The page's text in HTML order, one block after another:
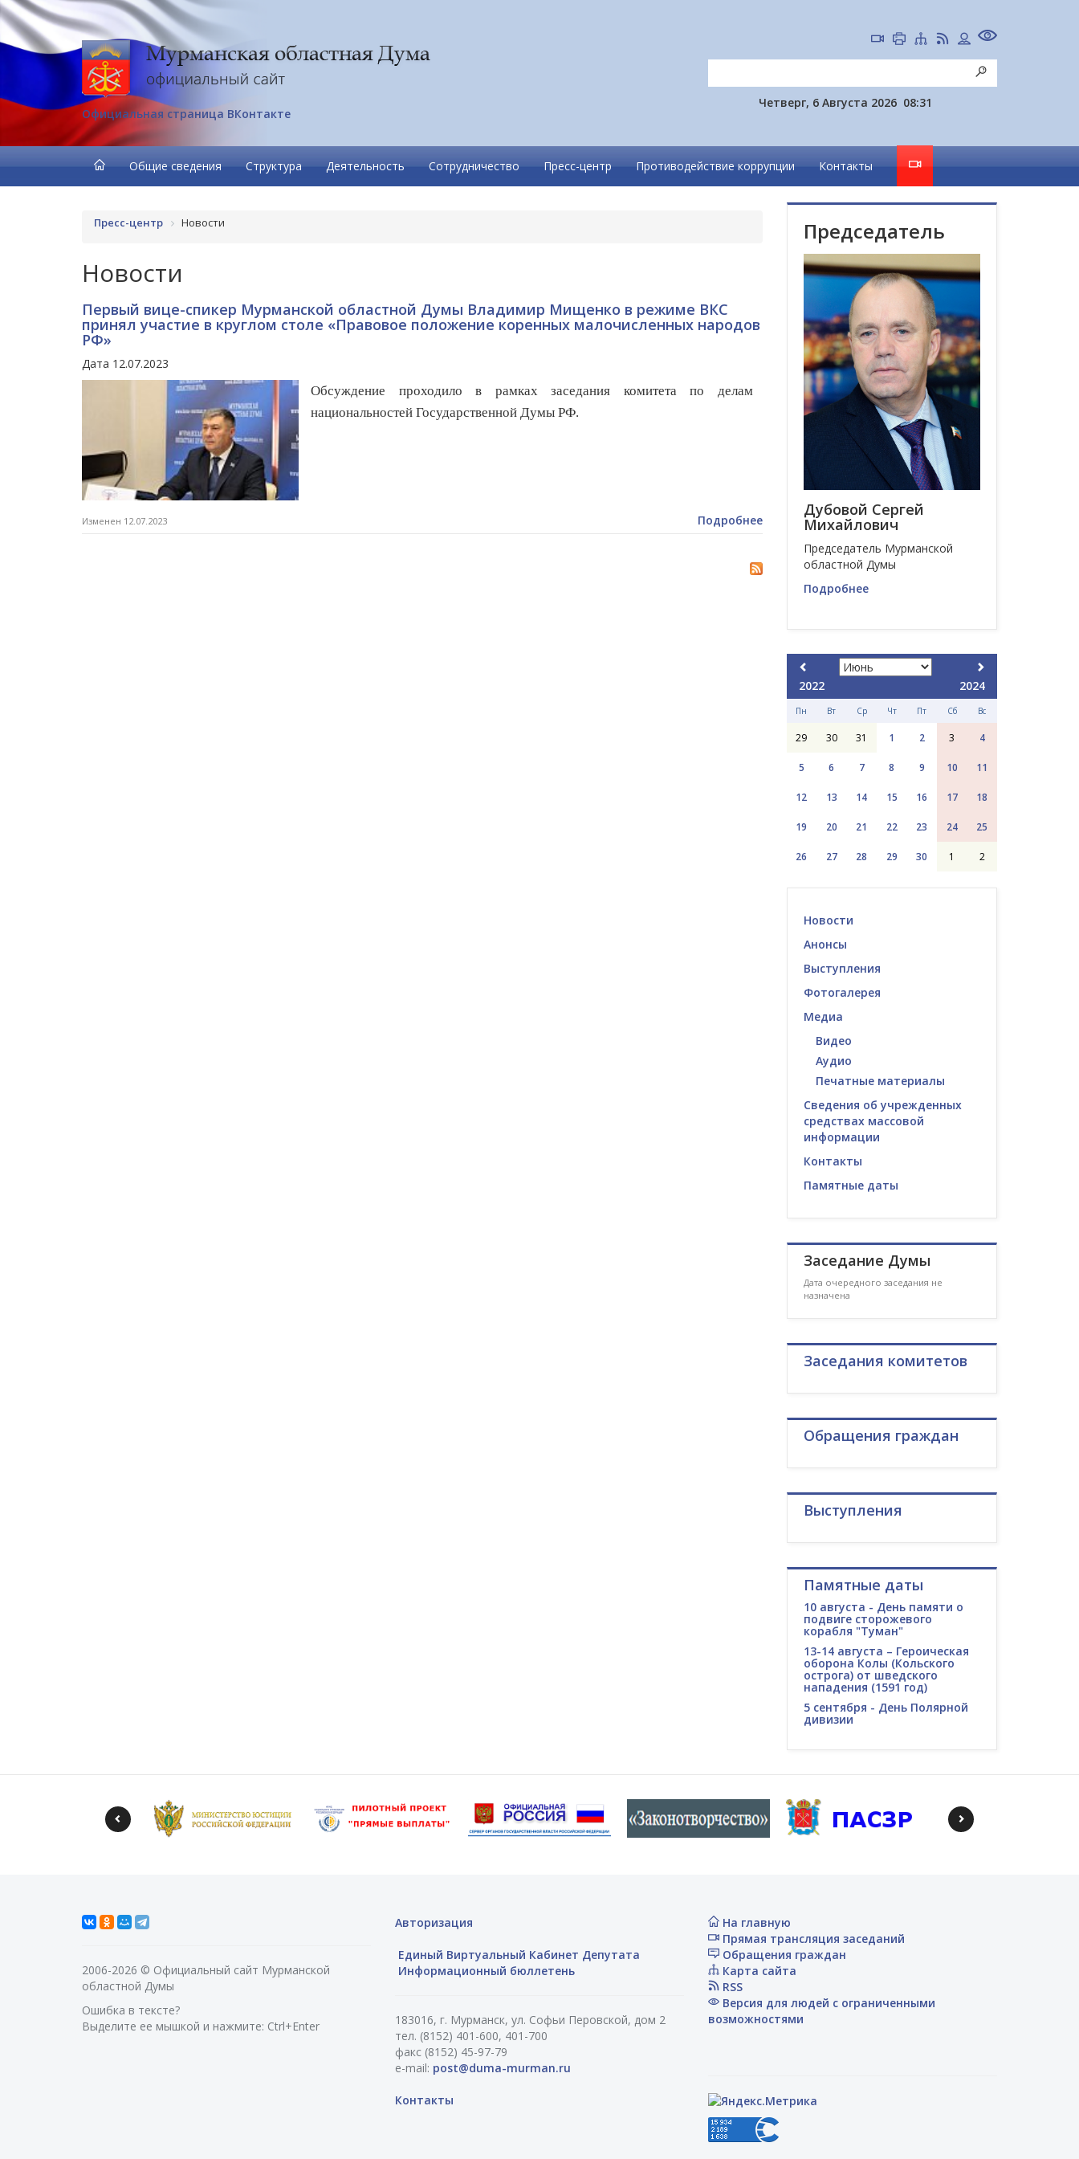
Официальная страница ВКонтакте
Четверг, 6 Августа 2026 08:31
Общие сведения Структура Деятельность Сотрудничество Пресс-центр Противодействие коррупции Контакты
Пресс-центр Новости
Новости
Первый вице-спикер Мурманской областной Думы Владимир Мищенко в режиме ВКС
принял участие в круглом столе «Правовое положение коренных малочисленных народов
РФ»
Дата 12.07.2023
Обсуждение проходило в рамках заседания комитета по делам
национальностей Государственной Думы РФ.
Изменен 12.07.2023 Подробнее
Председатель
Дубовой Сергей
Михайлович
Председатель Мурманской
областной Думы
Подробнее
2022 2024
Пн Вт Ср Чт Пт Сб Вс
29 30 31 1 2 3 4
5 6 7 8 9 10 11
12 13 14 15 16 17 18
19 20 21 22 23 24 25
26 27 28 29 30 1 2
Новости
Анонсы
Выступления
Фотогалерея
Медиа
Видео
Аудио
Печатные материалы
Сведения об учрежденных
средствах массовой
информации
Контакты
Памятные даты
Заседание Думы
Дата очередного заседания не
назначена
Заседания комитетов
Обращения граждан
Выступления
Памятные даты
10 августа - День памяти о
подвиге сторожевого
корабля "Туман"
13-14 августа – Героическая
оборона Колы (Кольского
острога) от шведского
нападения (1591 год)
5 сентября - День Полярной
дивизии
2006-2026 © Официальный сайт Мурманской
областной Думы
Ошибка в тексте?
Выделите ее мышкой и нажмите: Ctrl+Enter
Авторизация
Единый Виртуальный Кабинет Депутата
Информационный бюллетень
183016, г. Мурманск, ул. Софьи Перовской, дом 2
тел. (8152) 401-600, 401-700
факс (8152) 45-97-79
e-mail: post@duma-murman.ru
Контакты
На главную
Прямая трансляция заседаний
Обращения граждан
Карта сайта
RSS
Версия для людей с ограниченными
возможностями